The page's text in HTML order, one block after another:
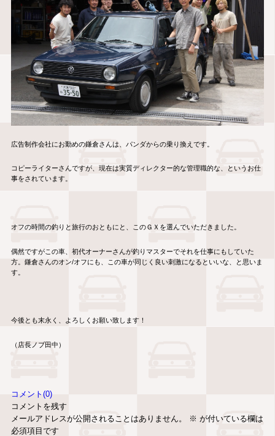
広告制作会社にお勤めの鎌倉さんは、パンダからの乗り換えです。
コピーライターさんですが、現在は実質ディレクター的な管理職的な、というお仕
事をされています。
オフの時間の釣りと旅行のおともにと、このＧＸを選んでいただきました。
偶然ですがこの車、初代オーナーさんが釣りマスターでそれを仕事にもしていた
方。鎌倉さんのオン/オフにも、この車が同じく良い刺激になるといいな、と思いま
す。
今後とも末永く、よろしくお願い致します！
（店長ノブ田中）
コメント(0)
コメントを残す
メールアドレスが公開されることはありません。
※ が付いている欄は
必須項目です